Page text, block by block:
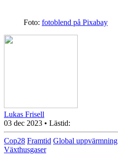
Foto: fotoblend på Pixabay
Lukas Frisell
03 dec 2023 • Lästid:
Cop28 Framtid Global uppvärmning
Växthusgaser